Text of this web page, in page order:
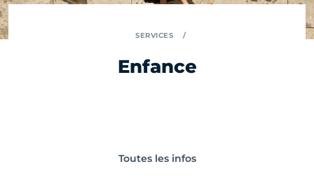
SERVICES
Enfance
Toutes les infos